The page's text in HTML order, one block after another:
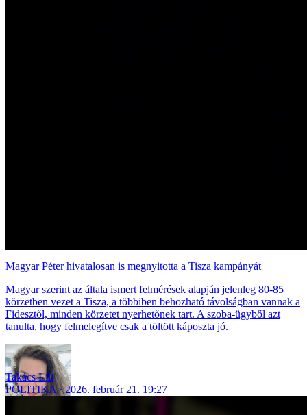
Magyar Péter hivatalosan is megnyitotta a Tisza kampányát
Magyar szerint az általa ismert felmérések alapján jelenleg 80-85
körzetben vezet a Tisza, a többiben behozható távolságban vannak a
Fidesztől, minden körzetet nyerhetőnek tart. A szoba-ügyből azt
tanulta, hogy felmelegítve csak a töltött káposzta jó.
Takács Lili
POLITIKA
2026. február 21. 19:27